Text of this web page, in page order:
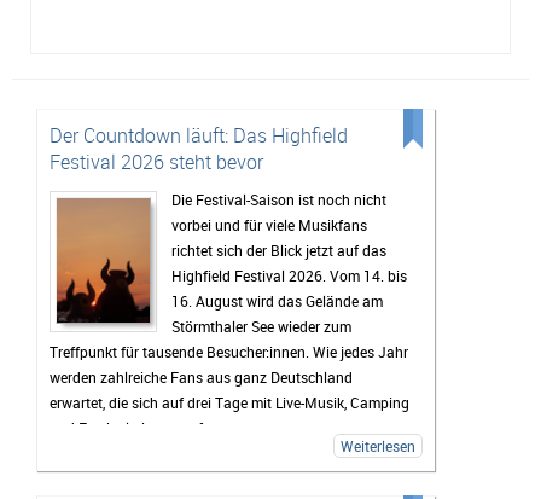
Der Countdown läuft: Das Highfield
Festival 2026 steht bevor
Die Festival-Saison ist noch nicht
vorbei und für viele Musikfans
richtet sich der Blick jetzt auf das
Highfield Festival 2026. Vom 14. bis
16. August wird das Gelände am
Störmthaler See wieder zum
Treffpunkt für tausende Besucher:innen. Wie jedes Jahr
werden zahlreiche Fans aus ganz Deutschland
erwartet, die sich auf drei Tage mit Live-Musik, Camping
und Festivalstimmung freuen.
Das Highfield gehört seit Jahren zu den bekanntesten
Weiterlesen